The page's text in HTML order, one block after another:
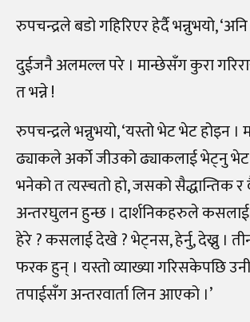
रुपचन्द्रले बडो गहिरिएर हेर्दै भन्नुभयो,
दुईजनै अलमल्ल परे । मान्छेसँग कुरा
त भन्ने !
रुपचन्द्रले भन्नुभयो, ‘यस्तो भेट भेट होइन ।
ढ्याकले अर्को जीउको ढ्याकलाई भेट्नु
भनेको त त्यस्चतो हो, जसको सैद्धान्तिक
अन्तरघुलन हुन्छ । दार्शनिकहरुले
हेरे ? कसलाई देखे ? भेट्नस, हेर्नु, देख्नु ।
फरक हुन् । यस्तो व्याख्या गरिसकेपछि
तपाईसँग अन्तरवार्ता लिन आएको ।’